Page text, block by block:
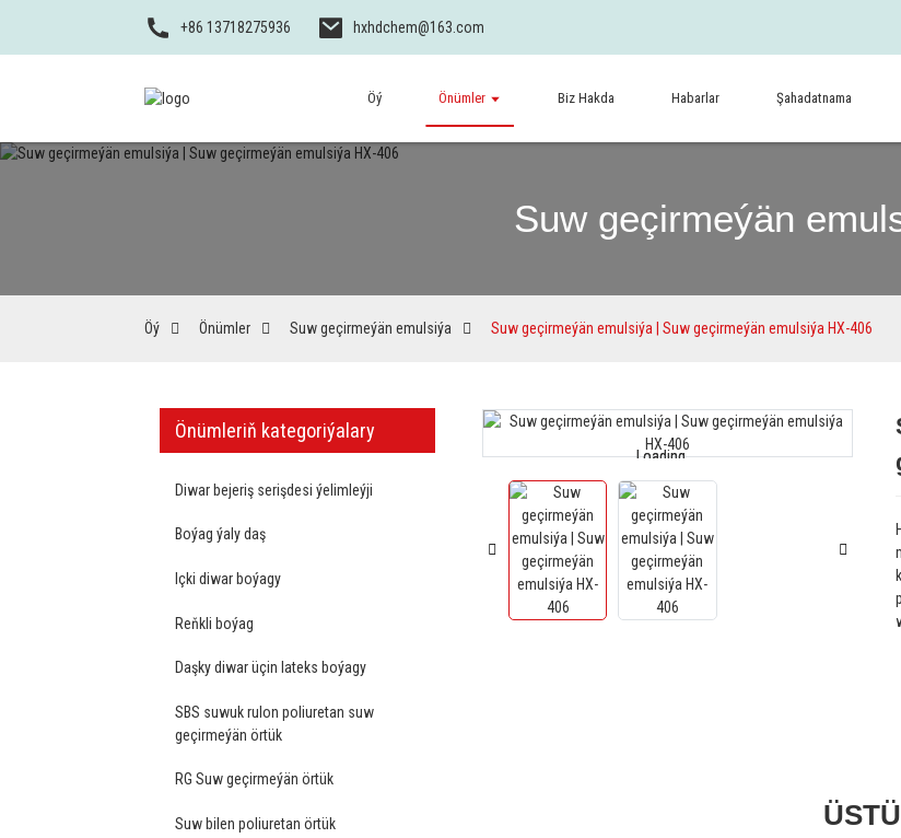
+86 13718275936 hxhdchem@163.com
Öý Önümler Biz Hakda Habarlar Şahadatnama
Suw geçirmeýän
Öý Önümler Suw geçirmeýän emulsiýa Suw geçirmeýän emulsiýa | Suw geçirmeýän emulsiýa HX-406
Önümleriň kategoriýalary
Diwar bejeriş serişdesi ýelimleýji
Boýag ýaly daş
Içki diwar boýagy
Reňkli boýag
Daşky diwar üçin lateks boýagy
SBS suwuk rulon poliuretan suw
geçirmeýän örtük
RG Suw geçirmeýän örtük
Suw bilen poliuretan örtük
Loading...
Loading...